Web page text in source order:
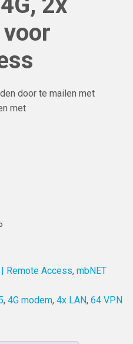
door te mailen met
met
Remote Access, mbNET
, 4G modem, 4x LAN, 64 VPN